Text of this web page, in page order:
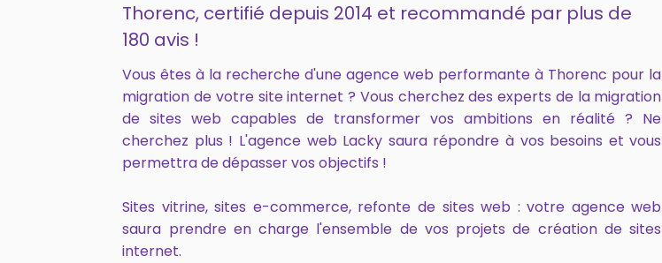
Thorenc, certifié depuis 2014 et recommandé par plus de
180 avis !
Vous êtes à la recherche d'une agence web performante à Thorenc pour la
migration de votre site internet ? Vous cherchez des experts de la migration
de sites web capables de transformer vos ambitions en réalité ? Ne
cherchez plus ! L'agence web Lacky saura répondre à vos besoins et vous
permettra de dépasser vos objectifs !
Sites vitrine, sites e-commerce, refonte de sites web : votre agence web
saura prendre en charge l'ensemble de vos projets de création de sites
internet.